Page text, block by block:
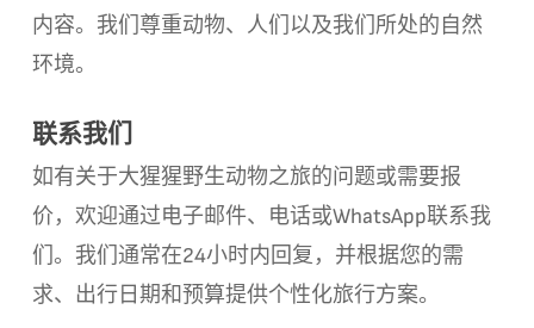
内容。我们尊重动物、人们以及我们所处的自然
环境。
联系我们
如有关于大猩猩野生动物之旅的问题或需要报
价，欢迎通过电子邮件、电话或WhatsApp联系我
们。我们通常在24小时内回复，并根据您的需
求、出行日期和预算提供个性化旅行方案。